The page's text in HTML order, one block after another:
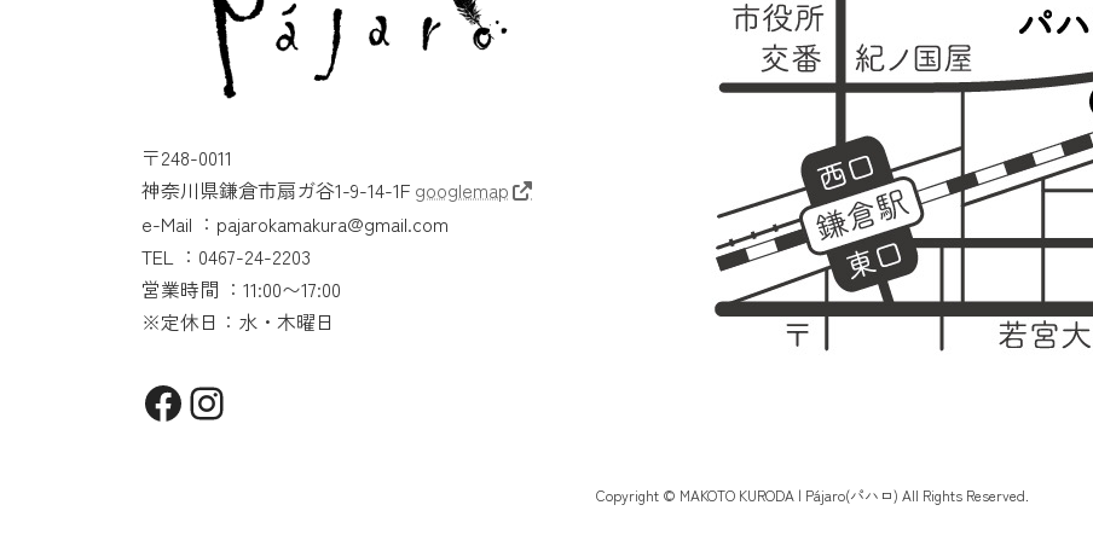
〒248-0011
神奈川県鎌倉市扇ガ谷1-9-14-1F googlemap
e-Mail ：pajarokamakura@gmail.com
TEL ：0467-24-2203
営業時間 ：11:00〜17:00
※定休日：水・木曜日
Facebook
Instagram
Copyright © MAKOTO KURODA | Pájaro(パハロ) All Rights Reserved.